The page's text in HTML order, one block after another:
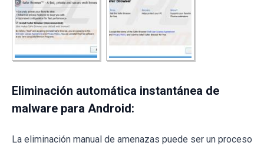
Eliminación automática instantánea de
malware para Android:
La eliminación manual de amenazas puede ser un proceso